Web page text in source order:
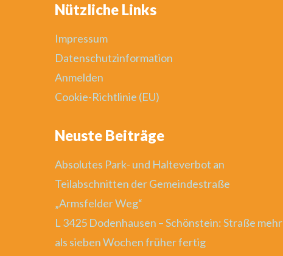
Nützliche Links
Impressum
Datenschutzinformation
Anmelden
Cookie-Richtlinie (EU)
Neuste Beiträge
Absolutes Park- und Halteverbot an
Teilabschnitten der Gemeindestraße
„Armsfelder Weg“
L 3425 Dodenhausen – Schönstein: Straße mehr
als sieben Wochen früher fertig